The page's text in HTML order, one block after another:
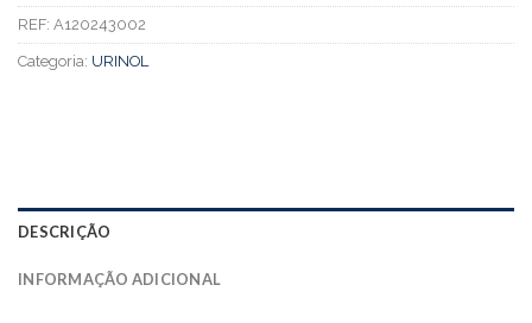
REF: A120243002
Categoria: URINOL
DESCRIÇÃO
INFORMAÇÃO ADICIONAL